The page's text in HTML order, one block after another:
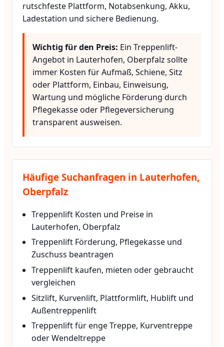
rutschfeste Plattform, Notabsenkung, Akku,
Ladestation und sichere Bedienung.
Wichtig für den Preis: Ein Treppenlift-
Angebot in Lauterhofen, Oberpfalz sollte
immer Kosten für Aufmaß, Schiene, Sitz
oder Plattform, Einbau, Einweisung,
Wartung und mögliche Förderung durch
Pflegekasse oder Pflegeversicherung
transparent ausweisen.
Häufige Suchanfragen in Lauterhofen,
Oberpfalz
Treppenlift Kosten und Preise in
Lauterhofen, Oberpfalz
Treppenlift Förderung, Pflegekasse und
Zuschuss beantragen
Treppenlift kaufen, mieten oder gebraucht
vergleichen
Sitzlift, Kurvenlift, Plattformlift, Hublift und
Außentreppenlift
Treppenlift für enge Treppe, Kurventreppe
oder Wendeltreppe